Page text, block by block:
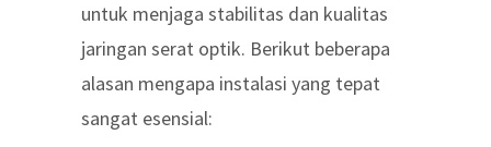
untuk menjaga stabilitas dan kualitas
jaringan serat optik. Berikut beberapa
alasan mengapa instalasi yang tepat
sangat esensial: